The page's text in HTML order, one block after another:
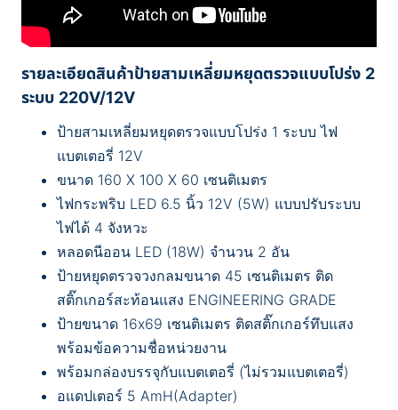
รายละเอียดสินค้าป้ายสามเหลี่ยมหยุดตรวจแบบโปร่ง 2
ระบบ 220V/12V
ป้ายสามเหลี่ยมหยุดตรวจแบบโปร่ง 1 ระบบ ไฟ
แบตเตอรี่ 12V
ขนาด 160 X 100 X 60 เซนติเมตร
ไฟกระพริบ LED 6.5 นิ้ว 12V (5W) แบบปรับระบบ
ไฟได้ 4 จังหวะ
หลอดนีออน LED (18W) จำนวน 2 อัน
ป้ายหยุดตรวจวงกลมขนาด 45 เซนติเมตร ติด
สติ๊กเกอร์สะท้อนแสง ENGINEERING GRADE
ป้ายขนาด 16x69 เซนติเมตร ติดสติ๊กเกอร์ทึบแสง
พร้อมข้อความชื่อหน่วยงาน
พร้อมกล่องบรรจุกับแบตเตอรี่ (ไม่รวมแบตเตอรี่)
อแดปเตอร์ 5 AmH(Adapter)